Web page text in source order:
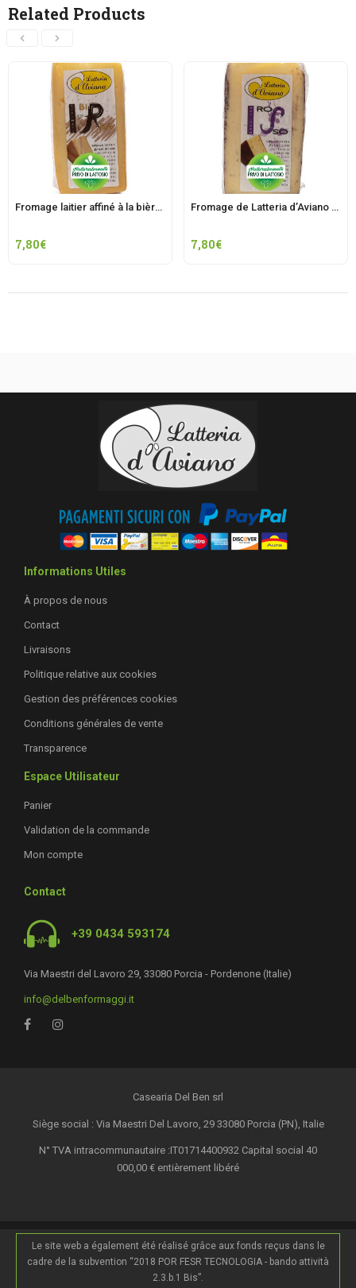
Related Products
Fromage laitier affiné à la bière de Latteria d’Aviano
7,80€
Fromage de Latteria d’Aviano affiné en rouge
7,80€
Informations Utiles
À propos de nous
Contact
Livraisons
Politique relative aux cookies
Gestion des préférences cookies
Conditions générales de vente
Transparence
Espace Utilisateur
Panier
Validation de la commande
Mon compte
Contact
+39 0434 593174
Via Maestri del Lavoro 29, 33080 Porcia - Pordenone (Italie)
info@delbenformaggi.it
Casearia Del Ben srl
Siège social : Via Maestri Del Lavoro, 29 33080 Porcia (PN), Italie
N° TVA intracommunautaire :IT01714400932 Capital social 40
000,00 € entièrement libéré
Le site web a également été réalisé grâce aux fonds reçus dans le
cadre de la subvention “2018 POR FESR TECNOLOGIA - bando attività
2.3.b.1 Bis”.